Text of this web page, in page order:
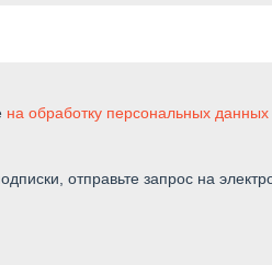
на обработку персональных данных
отправьте запрос на